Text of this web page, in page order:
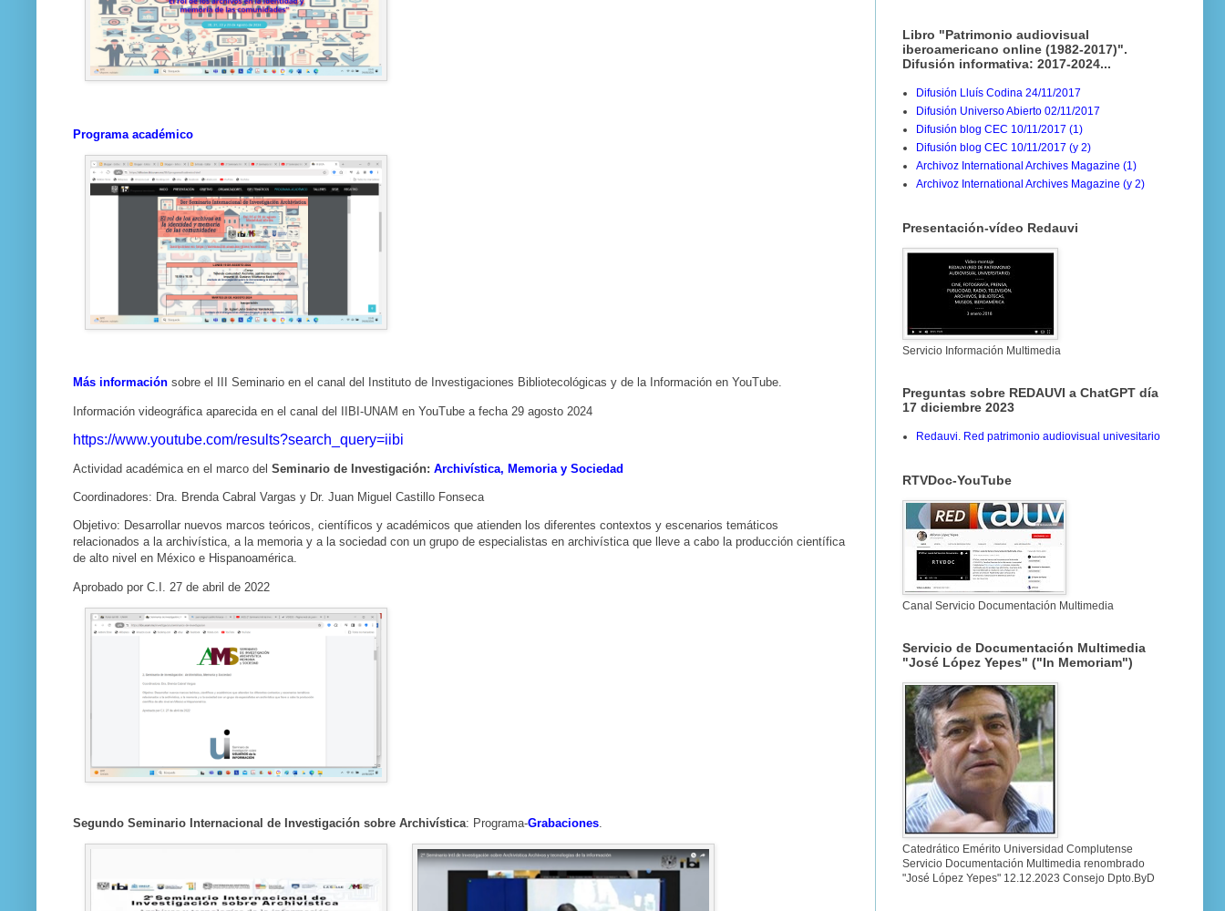
Programa académico
Más información sobre el III Seminario en el canal del Instituto de Investigaciones Bibliotecológicas y de la Información en YouTube.
Información videográfica aparecida en el canal del IIBI-UNAM en YouTube a fecha 29 agosto 2024
https://www.youtube.com/results?search_query=iibi
Actividad académica en el marco del Seminario de Investigación: Archivística, Memoria y Sociedad
Coordinadores: Dra. Brenda Cabral Vargas y Dr. Juan Miguel Castillo Fonseca
Objetivo: Desarrollar nuevos marcos teóricos, científicos y académicos que atienden los diferentes contextos y escenarios temáticos
relacionados a la archivística, a la memoria y a la sociedad con un grupo de especialistas en archivística que lleve a cabo la producción científica
de alto nivel en México e Hispanoamérica.
Aprobado por C.I. 27 de abril de 2022
Segundo Seminario Internacional de Investigación sobre Archivística: Programa-Grabaciones
Libro "Patrimonio audiovisual
iberoamericano online (1982-2017)".
Difusión informativa: 2017-2024...
Difusión Lluís Codina 24/11/2017
Difusión Universo Abierto 02/11/2017
Difusión blog CEC 10/11/2017 (1)
Difusión blog CEC 10/11/2017 (y 2)
Archivoz International Archives Magazine (1)
Archivoz International Archives Magazine (y 2)
Presentación-vídeo Redauvi
Servicio Información Multimedia
Preguntas sobre REDAUVI a ChatGPT día
17 diciembre 2023
Redauvi. Red patrimonio audiovisual univesitario
RTVDoc-YouTube
Canal Servicio Documentación Multimedia
Servicio de Documentación Multimedia
"José López Yepes" ("In Memoriam")
Catedrático Emérito Universidad Complutense
Servicio Documentación Multimedia renombrado
"José López Yepes" 12.12.2023 Consejo Dpto.ByD